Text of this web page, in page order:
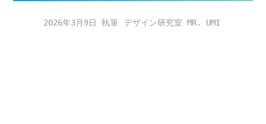
2026年3月9日 デザイン研究室 MR. UMI